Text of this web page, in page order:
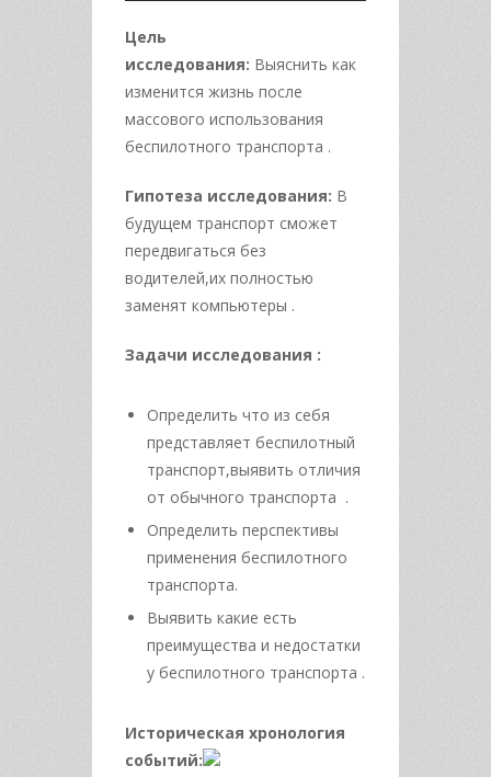
Цель
исследования: Выяснить как
изменится жизнь после
массового использования
беспилотного транспорта .
Гипотеза исследования: В
будущем транспорт сможет
передвигаться без
водителей,их полностью
заменят компьютеры .
Задачи исследования :
Определить что из себя
представляет беспилотный
транспорт,выявить отличия
от обычного транспорта .
Определить перспективы
применения беспилотного
транспорта.
Выявить какие есть
преимущества и недостатки
у беспилотного транспорта .
Историческая хронология
событий: